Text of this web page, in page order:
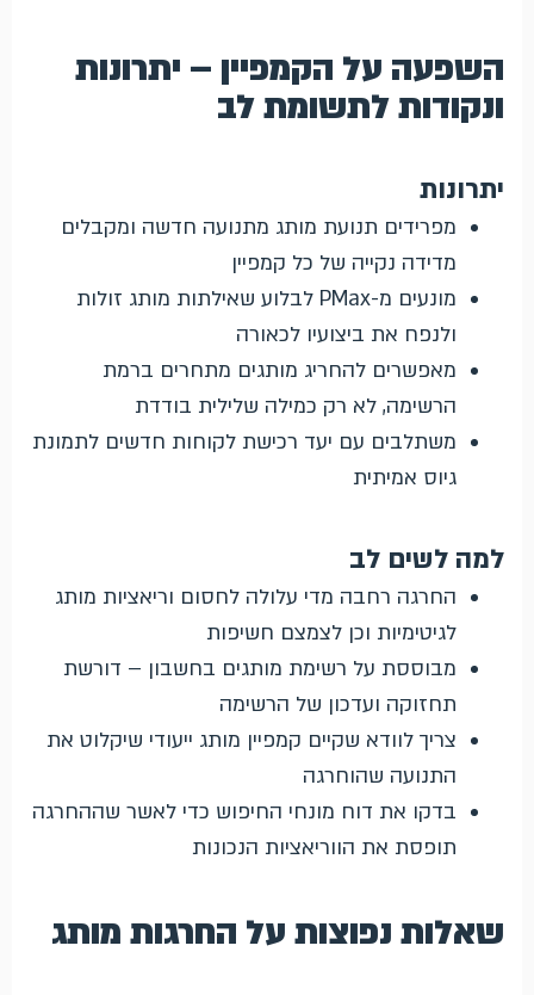
השפעה על הקמפיין – יתרונות
ונקודות לתשומת לב
יתרונות
מפרידים תנועת מותג מתנועה חדשה ומקבלים
מדידה נקייה של כל קמפיין
מונעים מ-PMax לבלוע שאילתות מותג זולות
ולנפח את ביצועיו לכאורה
מאפשרים להחריג מותגים מתחרים ברמת
הרשימה, לא רק כמילה שלילית בודדת
משתלבים עם יעד רכישת לקוחות חדשים לתמונת
גיוס אמיתית
למה לשים לב
החרגה רחבה מדי עלולה לחסום וריאציות מותג
לגיטימיות וכן לצמצם חשיפות
מבוססת על רשימת מותגים בחשבון – דורשת
תחזוקה ועדכון של הרשימה
צריך לוודא שקיים קמפיין מותג ייעודי שיקלוט את
התנועה שהוחרגה
בדקו את דוח מונחי החיפוש כדי לאשר שההחרגה
תופסת את הווריאציות הנכונות
שאלות נפוצות על החרגות מותג